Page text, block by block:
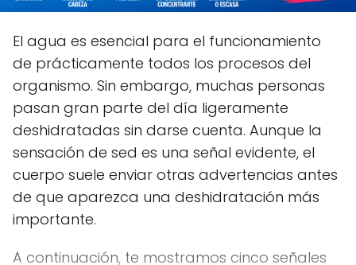
El agua es esencial para el funcionamiento
de prácticamente todos los procesos del
organismo. Sin embargo, muchas personas
pasan gran parte del día ligeramente
deshidratadas sin darse cuenta. Aunque la
sensación de sed es una señal evidente, el
cuerpo suele enviar otras advertencias antes
de que aparezca una deshidratación más
importante.
A continuación, te mostramos cinco señales